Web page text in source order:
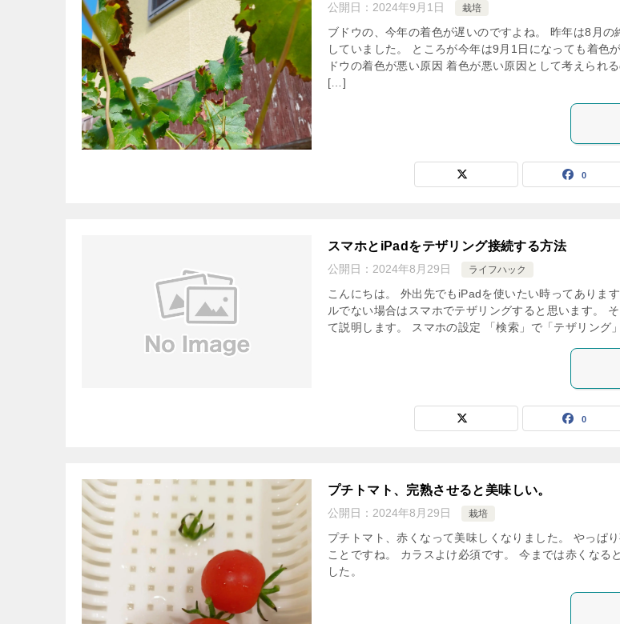
公開日： 2024年9月1日 栽培
ブドウの、今年の着色が遅いのですよね。 昨年は8月の
していました。 ところが今年は9月1日になっても着色
ドウの着色が悪い原因 着色が悪い原因として考えられ
[…]
0
スマホとiPadをテザリング接続する方法
公開日： 2024年8月29日 ライフハック
こんにちは。 外出先でもiPadを使いたい時ってありま
ルでない場合はスマホでテザリングすると思います。
て説明します。 スマホの設定 「検索」で「テザリン
0
プチトマト、完熟させると美味しい。
公開日： 2024年8月29日 栽培
プチトマト、赤くなって美味しくなりました。 やっぱ
ことですね。 カラスよけ必須です。 今までは赤くなる
した。